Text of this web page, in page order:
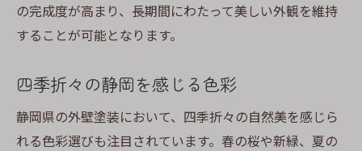
の完成度が高まり、長期間にわたって美しい外観を維持
することが可能となります。
四季折々の静岡を感じる色彩
静岡県の外壁塗装において、四季折々の自然美を感じら
れる色彩選びも注目されています。春の桜や新緑、夏の